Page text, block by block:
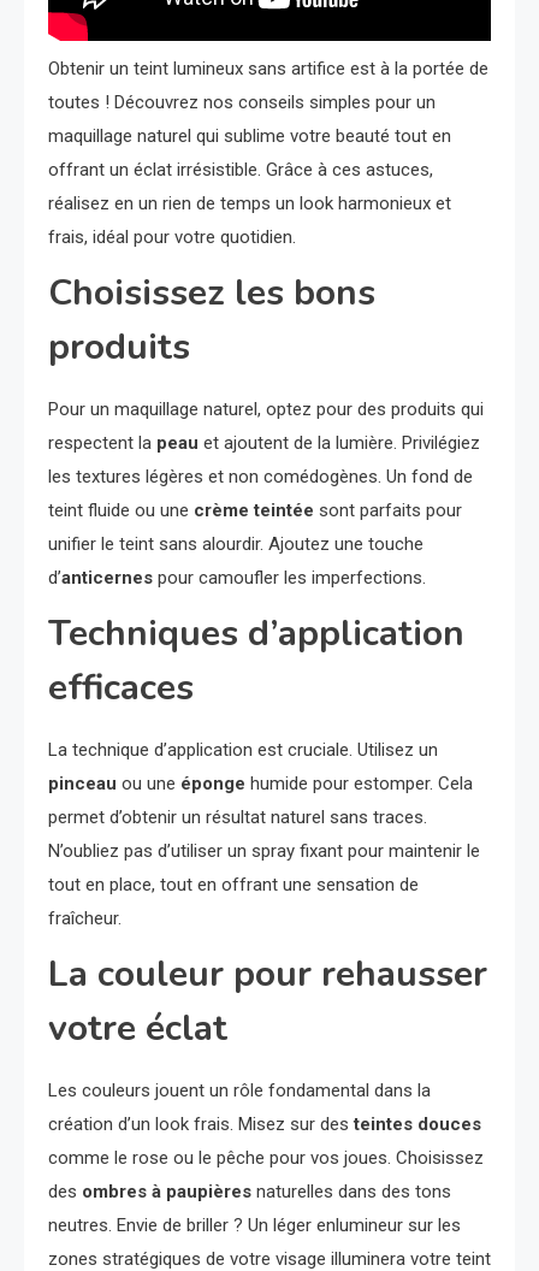
Obtenir un teint lumineux sans artifice est à la portée de
toutes ! Découvrez nos conseils simples pour un
maquillage naturel qui sublime votre beauté tout en
offrant un éclat irrésistible. Grâce à ces astuces,
réalisez en un rien de temps un look harmonieux et
frais, idéal pour votre quotidien.
Choisissez les bons
produits
Pour un maquillage naturel, optez pour des produits qui
respectent la peau et ajoutent de la lumière. Privilégiez
les textures légères et non comédogènes. Un fond de
teint fluide ou une crème teintée sont parfaits pour
unifier le teint sans alourdir. Ajoutez une touche
d’anticernes pour camoufler les imperfections.
Techniques d’application
efficaces
La technique d’application est cruciale. Utilisez un
pinceau ou une éponge humide pour estomper. Cela
permet d’obtenir un résultat naturel sans traces.
N’oubliez pas d’utiliser un spray fixant pour maintenir le
tout en place, tout en offrant une sensation de
fraîcheur.
La couleur pour rehausser
votre éclat
Les couleurs jouent un rôle fondamental dans la
création d’un look frais. Misez sur desteintes douces
comme le rose ou le pêche pour vos joues. Choisissez
des ombres à paupières naturelles dans des tons
neutres. Envie de briller ? Un léger enlumineur sur les
zones stratégiques de votre visage illuminera votre teint